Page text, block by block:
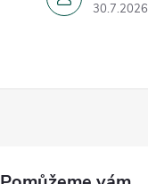
30.7.2026